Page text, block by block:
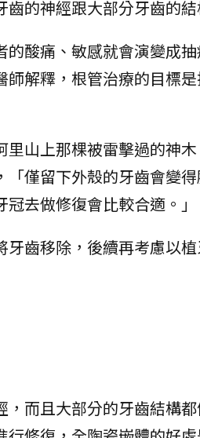
的神經跟大部分牙齒的
酸痛、敏感就會演變成
解釋，根管治療的目標
里山上那棵被雷擊過的神
僅留下外殼的牙齒會變
去做修復會比較合適。」
齒移除，後續再考慮以
而且大部分的牙齒結構